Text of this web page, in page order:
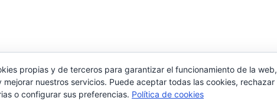
reservados
propias y de terceros para garantizar el funcionamiento de la web,
mejorar nuestros servicios. Puede aceptar todas las cookies, rechazar
o configurar sus preferencias. Política de cookies